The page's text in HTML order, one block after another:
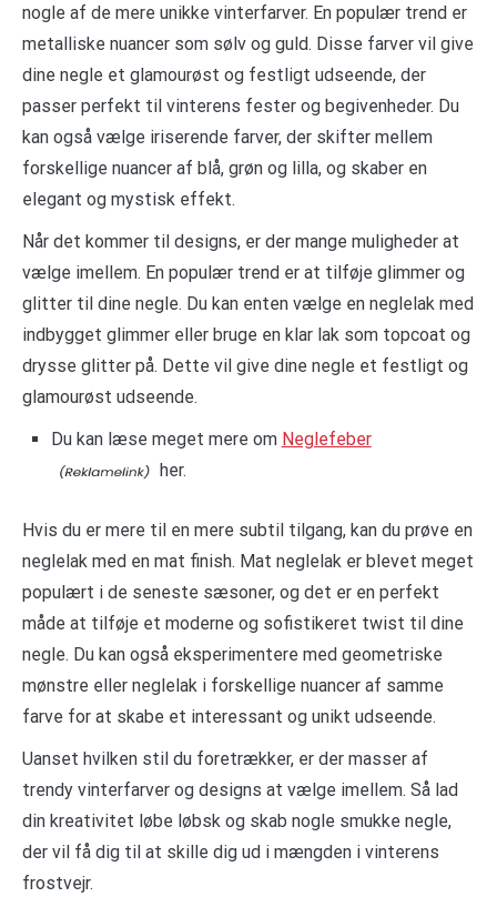
nogle af de mere unikke vinterfarver. En populær trend er
metalliske nuancer som sølv og guld. Disse farver vil give
dine negle et glamourøst og festligt udseende, der
passer perfekt til vinterens fester og begivenheder. Du
kan også vælge iriserende farver, der skifter mellem
forskellige nuancer af blå, grøn og lilla, og skaber en
elegant og mystisk effekt.
Når det kommer til designs, er der mange muligheder at
vælge imellem. En populær trend er at tilføje glimmer og
glitter til dine negle. Du kan enten vælge en neglelak med
indbygget glimmer eller bruge en klar lak som topcoat og
drysse glitter på. Dette vil give dine negle et festligt og
glamourøst udseende.
Du kan læse meget mere om Neglefeber
her.
Hvis du er mere til en mere subtil tilgang, kan du prøve en
neglelak med en mat finish. Mat neglelak er blevet meget
populært i de seneste sæsoner, og det er en perfekt
måde at tilføje et moderne og sofistikeret twist til dine
negle. Du kan også eksperimentere med geometriske
mønstre eller neglelak i forskellige nuancer af samme
farve for at skabe et interessant og unikt udseende.
Uanset hvilken stil du foretrækker, er der masser af
trendy vinterfarver og designs at vælge imellem. Så lad
din kreativitet løbe løbsk og skab nogle smukke negle,
der vil få dig til at skille dig ud i mængden i vinterens
frostvejr.